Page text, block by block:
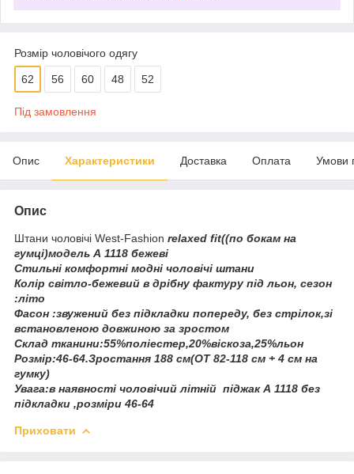
Розмір чоловічого одягу
62 56 60 48 52
Під замовлення
Опис Характеристики Доставка Оплата Умови
Опис
Штани чоловічі West-Fashion relaxed fit((по бокам на
гумці)модель А 1118 бежеві
Стильні комфортні модні чоловічі штани
Колір світло-бежевий в дрібну фактуру під льон, сезон
:літо
Фасон :звужений без підкладки попереду, без стрілок,зі
встановленою довжиною за зростом
Склад тканини:55%поліестер,20%віскоза,25%льон
Розмір:46-64.Зростання 188 см(ОТ 82-118 см + 4 см на
гумку)
Увага:в наявності чоловічий літній піджак А 1118 без
підкладки ,розміри 46-64
Приховати